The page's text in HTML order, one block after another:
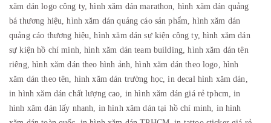
xăm dán logo công ty,hình xăm dán marathon, hình xăm dán quảng
bá thương hiệu,hình xăm dán quảng cáo sản phẩm,hình xăm dán
quảng cáo thương hiệu,hình xăm dán sự kiện công ty, hình xăm dán
sự kiện hồ chí minh,hình xăm dán team building,hình xăm dán tên
riêng,hình xăm dán theo hình ảnh,hình xăm dán theo logo, hình
xăm dán theo tên, hình xăm dán trường học,in decal hình xăm dán,
in hình xăm dán chất lượng cao, in hình xăm dán giá rẻ tphcm,in
hình xăm dán lấy nhanh, in hình xăm dán tại hồ chí minh, in hình